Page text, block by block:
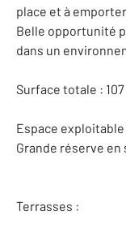
place et à emporter
Belle opportunité
dans un
Surface totale : 107
Espace exploitable
Grande réserve en
Terrasses :